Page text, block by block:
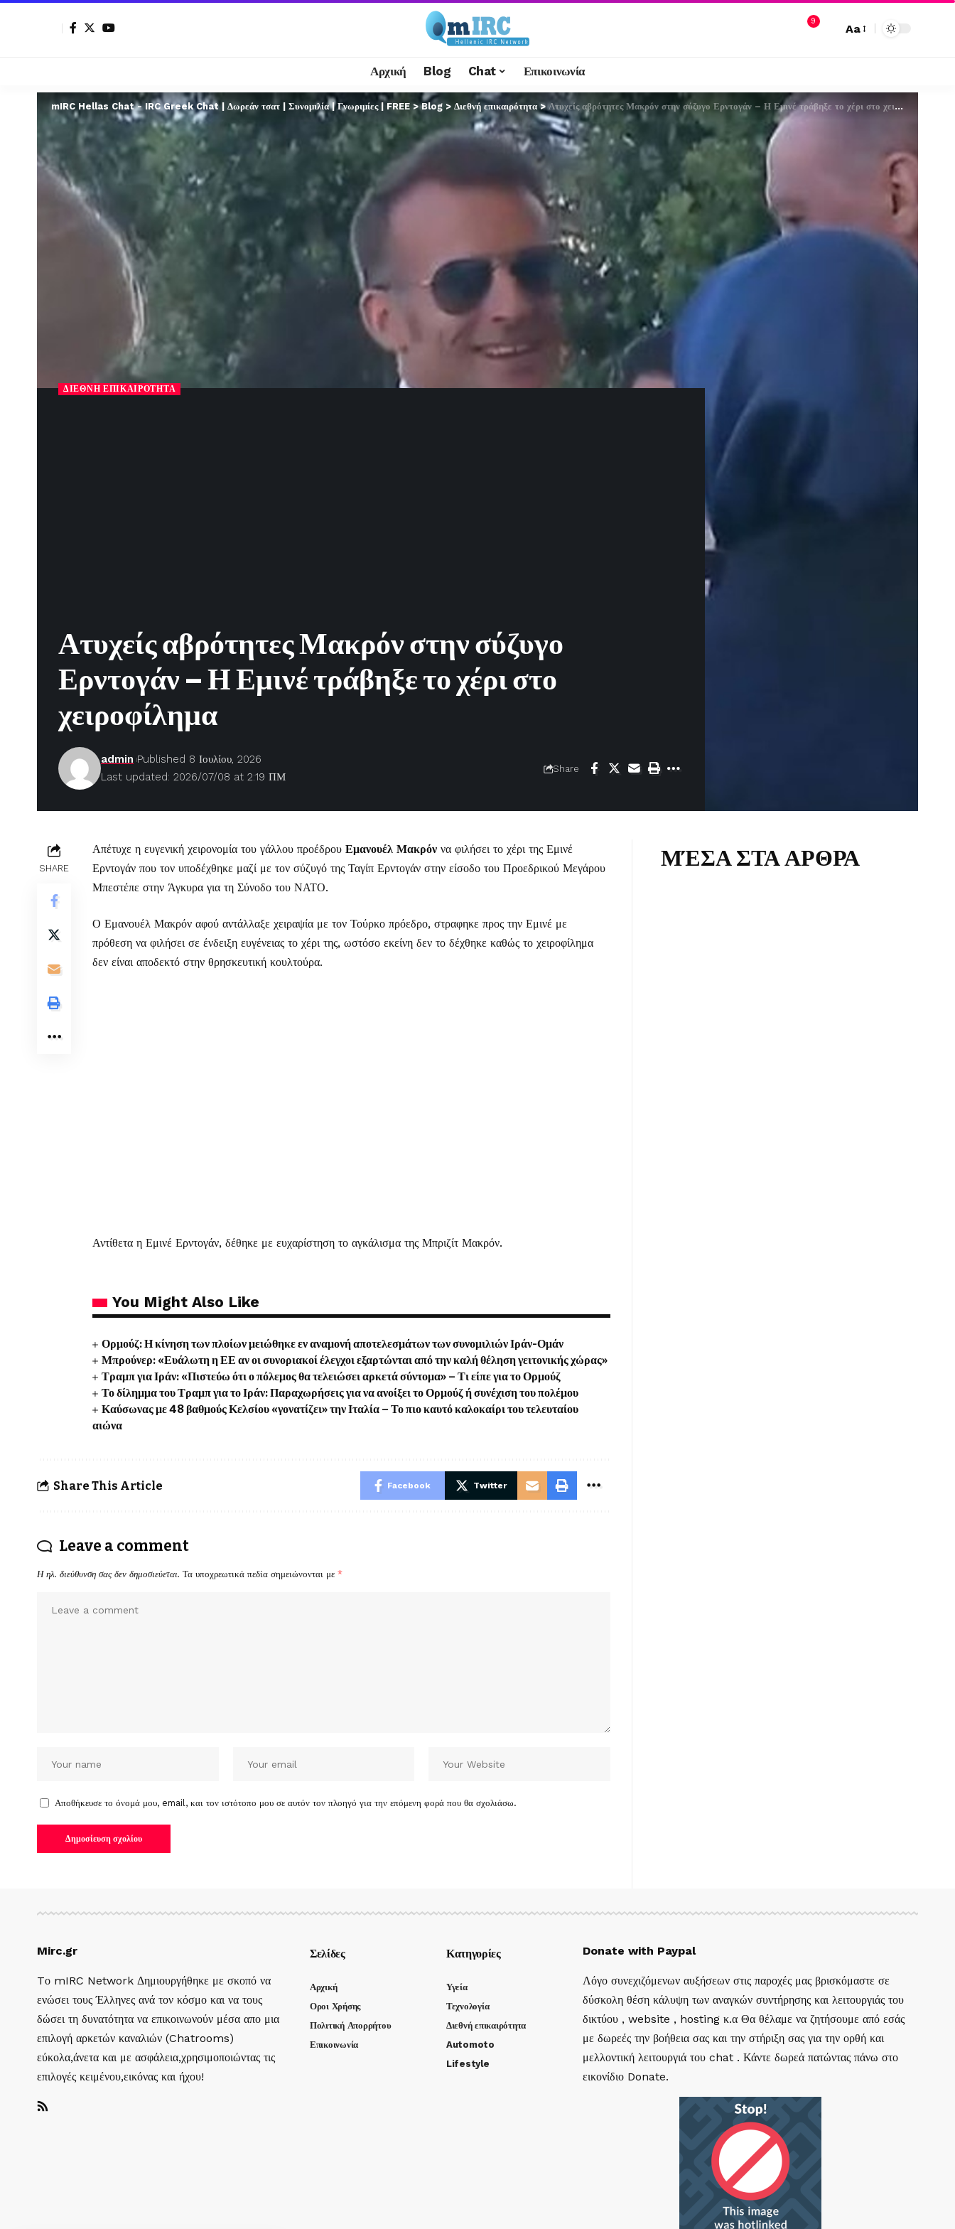
9
Aa
Αρχική Blog Chat Επικοινωνία
mIRC Hellas Chat - IRC Greek Chat | Δωρεάν τσατ | Συνομιλία | Γνωριμίες | FREE >Blog > Διεθνή επικαιρότητα>Ατυχείς αβρότητες Μακρόν στην σύζυγο Ερντογάν – Η Εμινέ τράβηξε το χέρι στο χειροφίλημα
ΔΙΕΘΝΉ ΕΠΙΚΑΙΡΌΤΗΤΑ
Ατυχείς αβρότητες Μακρόν στην σύζυγο
Ερντογάν – Η Εμινέ τράβηξε το χέρι στο
χειροφίλημα
Last updated: 2026/07/08 at 2:19 ΠΜ
admin Published 8 Ιουλίου, 2026
Share
SHARE
Απέτυχε η ευγενική χειρονομία του γάλλου προέδρου Εμανουέλ Μακρόν να φιλήσει το χέρι της Εμινέ
Ερντογάν που τον υποδέχθηκε μαζί με τον σύζυγό της Ταγίπ Ερντογάν στην είσοδο του Προεδρικού Μεγάρου
Μπεστέπε στην Άγκυρα για τη Σύνοδο του ΝΑΤΟ.
Ο Εμανουέλ Μακρόν αφού αντάλλαξε χειραψία με τον Τούρκο πρόεδρο, στραφηκε προς την Εμινέ με
πρόθεση να φιλήσει σε ένδειξη ευγένειας το χέρι της, ωστόσο εκείνη δεν το δέχθηκε καθώς το χειροφίλημα
δεν είναι αποδεκτό στην θρησκευτική κουλτούρα.
Αντίθετα η Εμινέ Ερντογάν, δέθηκε με ευχαρίστηση το αγκάλισμα της Μπριζίτ Μακρόν.
You Might Also Like
Ορμούζ: Η κίνηση των πλοίων μειώθηκε εν αναμονή αποτελεσμάτων των συνομιλιών Ιράν-Ομάν
Μπρούνερ: «Ευάλωτη η ΕΕ αν οι συνοριακοί έλεγχοι εξαρτώνται από την καλή θέληση γειτονικής χώρας»
Τραμπ για Ιράν: «Πιστεύω ότι ο πόλεμος θα τελειώσει αρκετά σύντομα» – Τι είπε για το Ορμούζ
Το δίλημμα του Τραμπ για το Ιράν: Παραχωρήσεις για να ανοίξει το Ορμούζ ή συνέχιση του πολέμου
Καύσωνας με 48 βαθμούς Κελσίου «γονατίζει» την Ιταλία – Το πιο καυτό καλοκαίρι του τελευταίου
αιώνα
Share This Article Facebook Twitter
Leave a comment
Η ηλ. διεύθυνση σας δεν δημοσιεύεται. Τα υποχρεωτικά πεδία σημειώνονται με *
Αποθήκευσε το όνομά μου, email, και τον ιστότοπο μου σε αυτόν τον πλοηγό για την επόμενη φορά που θα σχολιάσω.
ΜΈΣΑ ΣΤΑ ΑΡΘΡΑ
Mirc.gr
Tο mIRC Network Δημιουργήθηκε με σκοπό να
ενώσει τους Έλληνες ανά τον κόσμο και να τους
δώσει τη δυνατότητα να επικοινωνούν μέσα απο μια
επιλογή αρκετών καναλιών (Chatrooms)
εύκολα,άνετα και με ασφάλεια,χρησιμοποιώντας τις
επιλογές κειμένου,εικόνας και ήχου!
Σελίδες
Αρχική
Οροι Χρήσης
Πολιτική Απορρήτου
Επικοινωνία
Κατηγορίες
Υγεία
Τεχνολογία
Διεθνή επικαιρότητα
Automoto
Lifestyle
Donate with Paypal
Λόγο συνεχιζόμενων αυξήσεων στις παροχές μας βρισκόμαστε σε
δύσκολη θέση κάλυψη των αναγκών συντήρησης και λειτουργιάς του
δικτύου , website , hosting κ.α Θα θέλαμε να ζητήσουμε από εσάς
με δωρεές την βοήθεια σας και την στήριξη σας για την ορθή και
μελλοντική λειτουργιά του chat . Κάντε δωρεά πατώντας πάνω στο
εικονίδιο Donate.